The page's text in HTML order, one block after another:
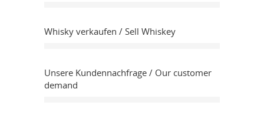
Whisky verkaufen / Sell Whiskey
Unsere Kundennachfrage / Our customer
demand